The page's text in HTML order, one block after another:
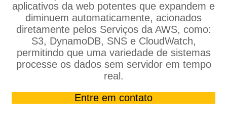
aplicativos da web potentes que expandem e
diminuem automaticamente, acionados
diretamente pelos Serviços da AWS, como:
S3, DynamoDB, SNS e CloudWatch,
permitindo que uma variedade de sistemas
processe os dados sem servidor em tempo
real.
Entre em contato